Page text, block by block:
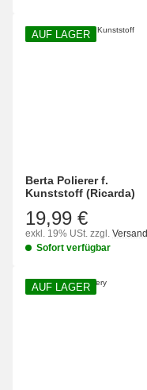
AUF LAGER
Berta Polierer f.
Kunststoff (Ricarda)
19,99 €
exkl. 19% USt. zzgl. Versand
Sofort verfügbar
AUF LAGER